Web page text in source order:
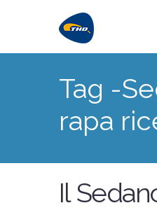
Tag -
rapa
Il